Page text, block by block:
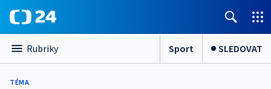
Rubriky Sport SLEDOVAT
TÉMA